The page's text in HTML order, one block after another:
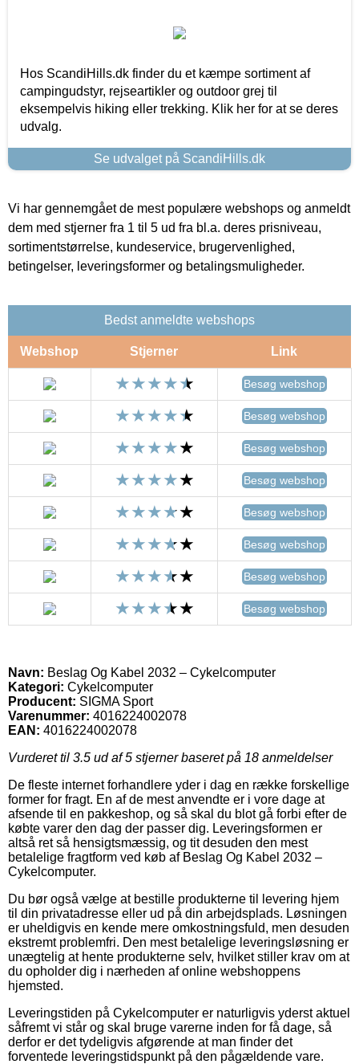
Hos ScandiHills.dk finder du et kæmpe sortiment af
campingudstyr, rejseartikler og outdoor grej til
eksempelvis hiking eller trekking. Klik her for at se deres
udvalg.
Se udvalget på ScandiHills.dk
Vi har gennemgået de mest populære webshops og anmeldt
dem med stjerner fra 1 til 5 ud fra bl.a. deres prisniveau,
sortimentstørrelse, kundeservice, brugervenlighed,
betingelser, leveringsformer og betalingsmuligheder.
Bedst anmeldte webshops
Webshop Stjerner Link
Besøg webshop
Besøg webshop
Besøg webshop
Besøg webshop
Besøg webshop
Besøg webshop
Besøg webshop
Besøg webshop
Navn: Beslag Og Kabel 2032 – Cykelcomputer
Kategori: Cykelcomputer
Producent: SIGMA Sport
Varenummer: 4016224002078
EAN: 4016224002078
Vurderet til 3.5 ud af 5 stjerner baseret på 18 anmeldelser
De fleste internet forhandlere yder i dag en række forskellige
former for fragt. En af de mest anvendte er i vore dage at
afsende til en pakkeshop, og så skal du blot gå forbi efter de
købte varer den dag der passer dig. Leveringsformen er
altså ret så hensigtsmæssig, og tit desuden den mest
betalelige fragtform ved køb af Beslag Og Kabel 2032 –
Cykelcomputer.
Du bør også vælge at bestille produkterne til levering hjem
til din privatadresse eller ud på din arbejdsplads. Løsningen
er uheldigvis en kende mere omkostningsfuld, men desuden
ekstremt problemfri. Den mest betalelige leveringsløsning er
unægtelig at hente produkterne selv, hvilket stiller krav om at
du opholder dig i nærheden af online webshoppens
hjemsted.
Leveringstiden på Cykelcomputer er naturligvis yderst aktuel
såfremt vi står og skal bruge varerne inden for få dage, så
derfor er det tydeligvis afgørende at man finder det
forventede leveringstidspunkt på den pågældende vare.